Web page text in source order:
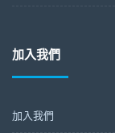
加入我們
加入我們